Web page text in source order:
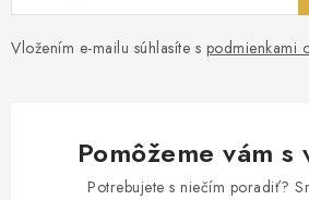
Vložením e-mailu súhlasíte s podmienkami
Pomôžeme vám s
Potrebujete s niečím poradiť?